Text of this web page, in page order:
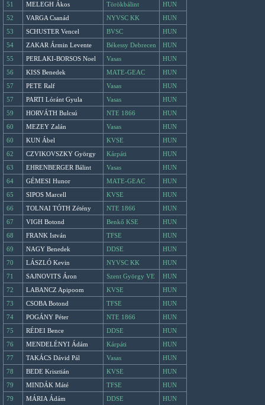
51
MELEGH Ákos Törökbálint
HUN
52
VARGA Csanád NYVSC KK
HUN
53
SCHUSTER Vencel BVSC
HUN
54
ZAKAR Ármin Levente Békessy Debrecen
HUN
55
PERLAKI-BORSOS Noel Vasas
HUN
56
KISS Benedek MATE-GEAC
HUN
57
PETE Ralf Vasas
HUN
57
PARTI Lóránt Gyula Vasas
HUN
59
HORVÁTH Bulcsú NTE 1866
HUN
60
MEZEY Zalán Vasas
HUN
60
KUN Ábel KVSE
HUN
62
CZVIKOVSZKY György Kárpáti
HUN
63
EHRENBERGER Bálint Vasas
HUN
64
GÉMESI Hunor MATE-GEAC
HUN
65
SIPOS Marcell KVSE
HUN
66
TOLNAI TÓTH Zétény NTE 1866
HUN
67
VIGH Botond Benkő KSE
HUN
68
FRANK István TFSE
HUN
69
NAGY Benedek DDSE
HUN
70
LÁSZLÓ Kevin NYVSC KK
HUN
71
SAJNOVITS Áron Szent György VE
HUN
72
LABANCZ Apipoom KVSE
HUN
73
CSOBA Botond TFSE
HUN
74
POGÁNY Péter NTE 1866
HUN
75
RÉDEI Bence DDSE
HUN
76
MENDELÉNYI Ádám Kárpáti
HUN
77
TAKÁCS Dávid Pál Vasas
HUN
78
BEDE Krisztián KVSE
HUN
79
MINDÁK Máté TFSE
HUN
79
MÁRIA Ádám DDSE HUN